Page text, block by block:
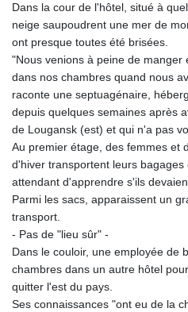
Dans la cour de l'hôtel, situé à
neige saupoudrent une mer de
ont presque toutes été brisées.
"Nous venions à peine de manger
dans nos chambres quand nous
raconte une septuagénaire,
depuis quelques semaines après
de Lougansk (est) et qui n'a pas
Au premier étage, des femmes et
d'hiver transportent leurs
attendant d'apprendre s'ils
Parmi les sacs, apparaissent un
transport.
- Pas de "lieu sûr" -
Dans le couloir, une employée de
chambres dans un autre hôtel
quitter l'est du pays.
Ses connaissances "ont eu de la